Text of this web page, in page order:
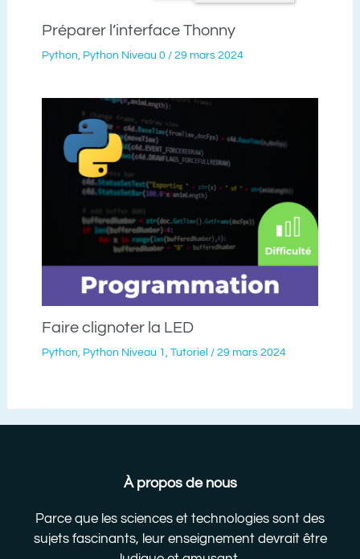
Préparer l’interface Thonny
Python, Python Niveau 0 / 29 mars 2024
Faire clignoter la LED
Python Python Niveau 1 Tutoriel / 29 mars 2024
À propos de nous
Parce que les sciences et technologies sont des
sujets fascinants, leur enseignement devrait être